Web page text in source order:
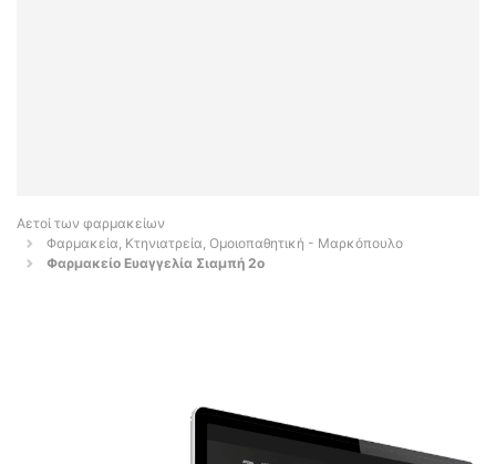
Αετοί των φαρμακείων
Φαρμακεία, Κτηνιατρεία, Ομοιοπαθητική - Μαρκόπουλο
Φαρμακείο Ευαγγελία Σιαμπή 2ο